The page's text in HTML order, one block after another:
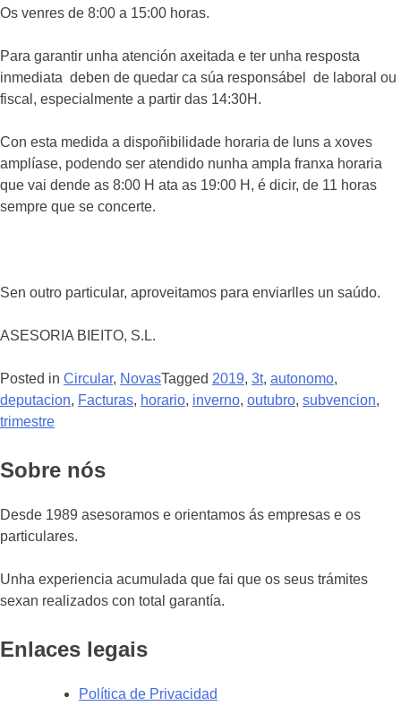
Os venres de 8:00 a 15:00 horas.
Para garantir unha atención axeitada e ter unha resposta
inmediata deben de quedar ca súa responsábel de laboral ou
fiscal, especialmente a partir das 14:30H.
Con esta medida a dispoñibilidade horaria de luns a xoves
amplíase, podendo ser atendido nunha ampla franxa horaria
que vai dende as 8:00 H ata as 19:00 H, é dicir, de 11 horas
sempre que se concerte.
Sen outro particular, aproveitamos para enviarlles un saúdo.
ASESORIA BIEITO, S.L.
Posted in Circular, NovasTagged 2019, 3t, autonomo,
deputacion, Facturas, horario, inverno, outubro, subvencion,
trimestre
Sobre nós
Desde 1989 asesoramos e orientamos ás empresas e os
particulares.
Unha experiencia acumulada que fai que os seus trámites
sexan realizados con total garantía.
Enlaces legais
Política de Privacidad